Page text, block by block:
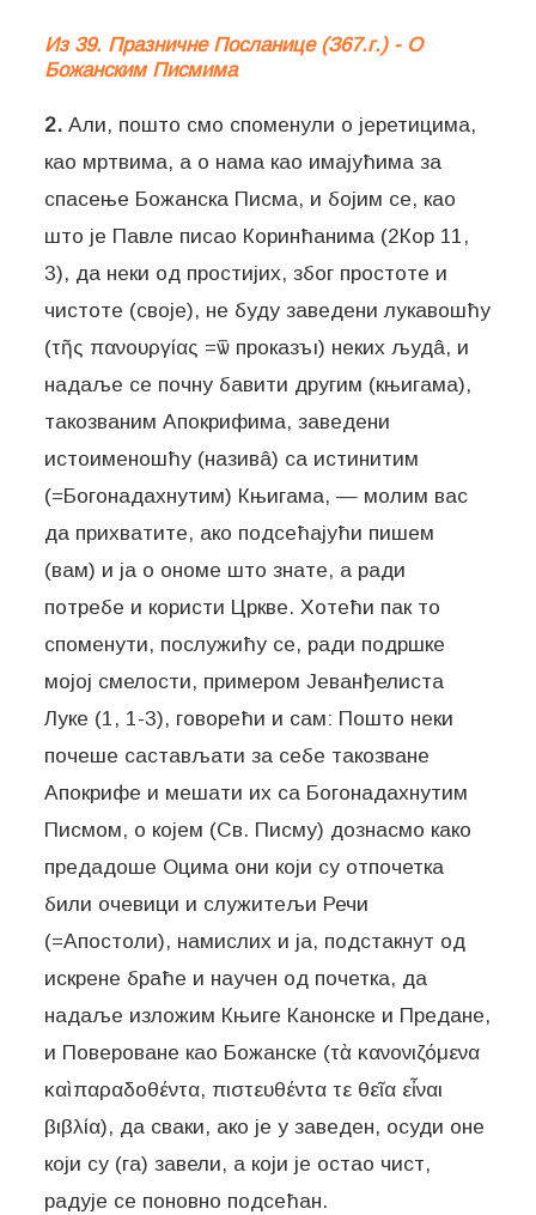
Из 39. Празничне Посланице (З67.г.) - О
Божанским Писмима
2. Али, пошто смо споменули о јеретицима,
као мртвима, а о нама као имајућима за
спасење Божанска Писма, и бојим се, као
што је Павле писао Коринћанима (2Кор 11,
3), да неки од простијих, због простоте и
чистоте (своје), не буду заведени лукавошћу
(τῆς πανουργίας =ѿ проказъı) неких људâ, и
надаље се почну бавити другим (књигама),
такозваним Апокрифима, заведени
истоименошћу (називâ) са истинитим
(=Богонадахнутим) Књигама, — молим вас
да прихватите, ако подсећајући пишем
(вам) и ја о ономе што знате, а ради
потребе и користи Цркве. Хотећи пак то
споменути, послужићу се, ради подршке
мојој смелости, примером Јеванђелиста
Луке (1, 1-3), говорећи и сам: Пошто неки
почеше састављати за себе такозване
Апокрифе и мешати их са Богонадахнутим
Писмом, о којем (Св. Писму) дознасмо како
предадоше Оцима они који су отпочетка
били очевици и служитељи Речи
(=Апостоли), намислих и ја, подстакнут од
искрене браће и научен од почетка, да
надаље изложим Књиге Канонске и Предане,
и Повероване као Божанске (τὰ κανονιζόμενα
καὶ παραδοθέντα, πιστευθέντα τε θεῖα εἶναι
βιβλία), да сваки, ако је у заведен, осуди оне
који су (га) завели, а који је остао чист,
радује се поновно подсећан.